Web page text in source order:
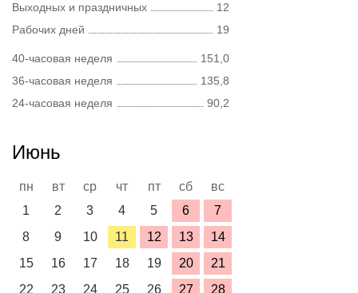
Выходных и праздничных
12
Рабочих дней
19
40-часовая неделя
151,0
36-часовая неделя
135,8
24-часовая неделя
90,2
Июнь
пн вт ср чт пт сб
вс
1
2 3 4 5 6
7
8
9 10 11 12 13
14
15
16 17 18 19 20
21
22
23 24 25 26 27
28